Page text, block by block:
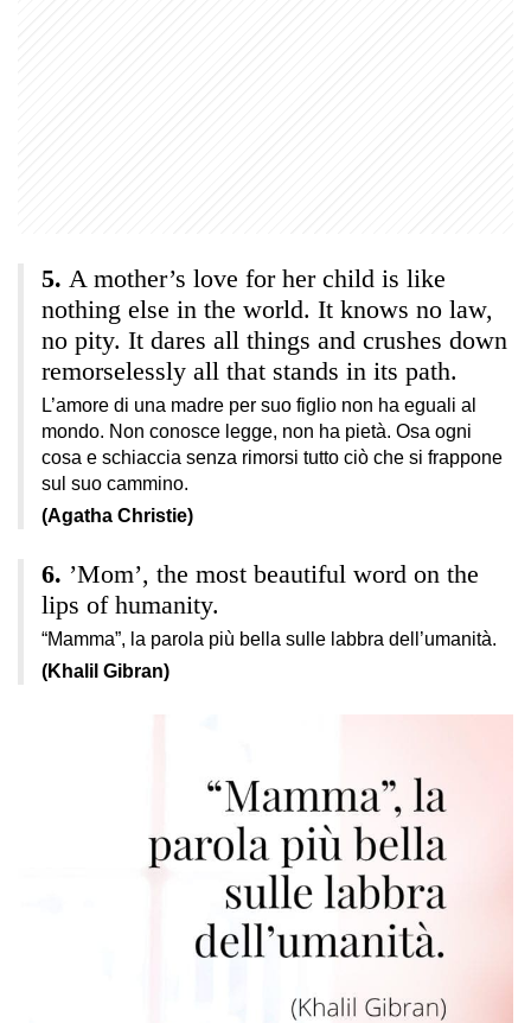
A mother’s love for her child is like
nothing else in the world. It knows no law,
no pity. It dares all things and crushes down
remorselessly all that stands in its path.
L’amore di una madre per suo figlio non ha eguali al
mondo. Non conosce legge, non ha pietà. Osa ogni
cosa e schiaccia senza rimorsi tutto ciò che si frappone
sul suo cammino.
(Agatha Christie)
’Mom’, the most beautiful word on the
lips of humanity.
“Mamma”, la parola più bella sulle labbra dell’umanità.
(Khalil Gibran)